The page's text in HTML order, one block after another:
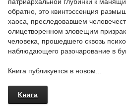
обратно, это квинтэссенция
хаоса, преследовавшем
олицетворенном зловещим
человека, прошедшего сквозь
наблюдающего разочарование в
Книга публикуется в новом...
Книга